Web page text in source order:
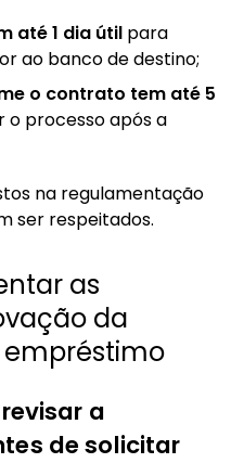
até1 dia útil para
ao banco de destino;
o contrato tem até 5
o processo após a
na regulamentação
ser respeitados.
as
da
a
de solicitar